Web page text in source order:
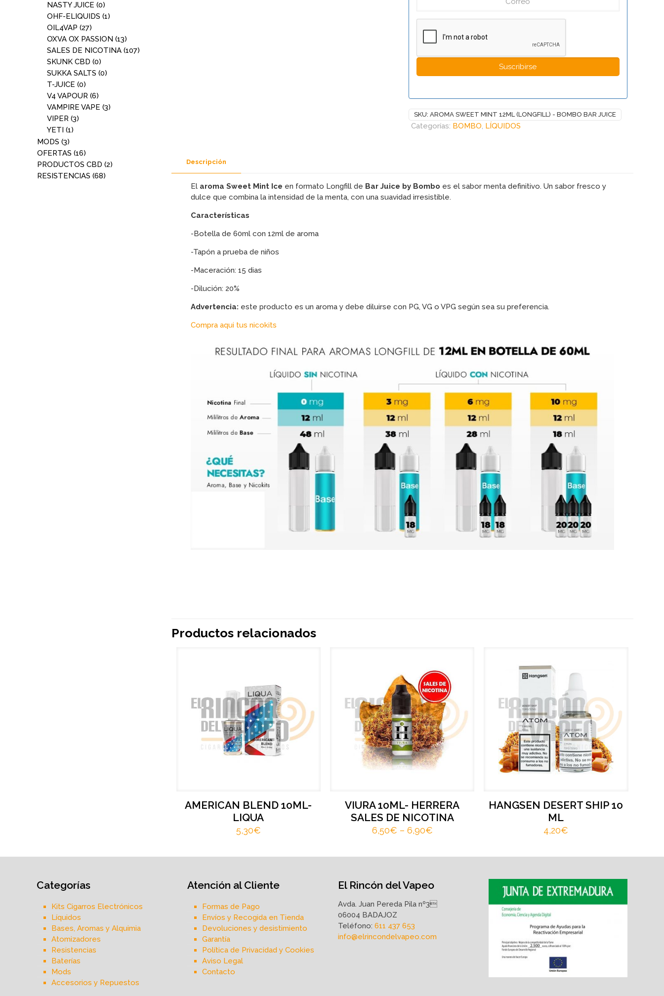
SKU: AROMA SWEET MINT 12ML (LONGFILL) - BOMBO BAR JUICE
Categorías: BOMBO, LÍQUIDOS
Descripción
El aroma Sweet Mint Ice en formato Longfill de Bar Juice by Bombo es el sabor menta definitivo. Un sabor fresco y
dulce que combina la intensidad de la menta, con una suavidad irresistible.
Características
-Botella de 60ml con 12ml de aroma
-Tapón a prueba de niños
-Maceración: 15 dias
-Dilución: 20%
Advertencia: este producto es un aroma y debe diluirse con PG, VG o VPG según sea su preferencia.
Compra aqui tus nicokits
Productos relacionados
AMERICAN BLEND 10ML-
LIQUA
5,30€
VIURA 10ML- HERRERA
SALES DE NICOTINA
6,50€ – 6,90€
HANGSEN DESERT SHIP 10
ML
4,20€
NASTY JUICE (0)
OHF-ELIQUIDS (1)
OIL4VAP (27)
OXVA OX PASSION (13)
SALES DE NICOTINA (107)
SKUNK CBD (0)
SUKKA SALTS (0)
T-JUICE (0)
V4 VAPOUR (6)
VAMPIRE VAPE (3)
VIPER (3)
YETI (1)
MODS (3)
OFERTAS (16)
PRODUCTOS CBD (2)
RESISTENCIAS (68)
Categorías
Kits Cigarros Electrónicos
Líquidos
Bases, Aromas y Alquimia
Atomizadores
Resistencias
Baterías
Mods
Accesorios y Repuestos
Atención al Cliente
Formas de Pago
Envíos y Recogida en Tienda
Devoluciones y desistimiento
Garantía
Política de Privacidad y Cookies
Aviso Legal
Contacto
El Rincón del Vapeo
Avda. Juan Pereda Pila nº3
06004 BADAJOZ
Teléfono: 611 437 653
info@elrincondelvapeo.com